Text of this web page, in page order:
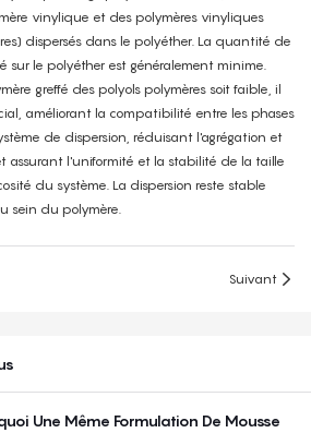
vinylique et des polymères vinyliques
dispersés dans le polyéther. La quantité de
sur le polyéther est généralement minime.
greffé des polyols polymères soit faible, il
améliorant la compatibilité entre les phases
de dispersion, réduisant l'agrégation et
assurant l'uniformité et la stabilité de la taille
du système. La dispersion reste stable
sein du polymère.
Suivant
Une Même Formulation De Mousse